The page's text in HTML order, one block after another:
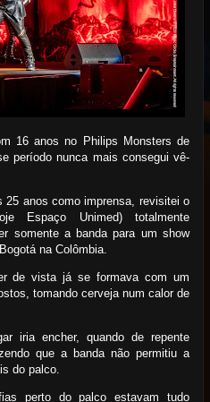
16 anos no Philips Monsters de
período nunca mais consegui vê-
25 anos como imprensa, revisitei o
Espaço Unimed) totalmente
somente a banda para um show
na Colômbia.
de vista já se formava com um
tomando cerveja num calor de
iria encher, quando de repente
que a banda não permitiu a
do palco.
perto do palco estavam tudo